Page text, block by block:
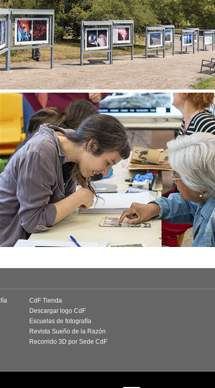
CdF Tienda
Descargar logo CdF
Escuelas de fotografía
Revista Sueño de la Razón
Recorrido 3D por Sede CdF